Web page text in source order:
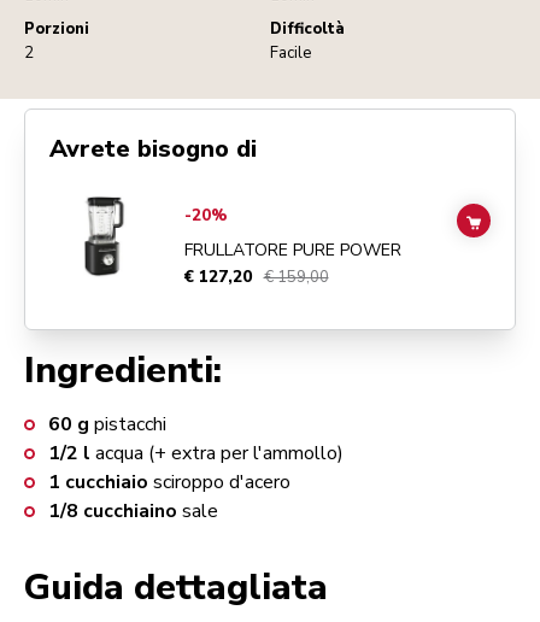
Porzioni
2
Difficoltà
Facile
Ingredienti:
60 g pistacchi
1/2 l acqua (+ extra per l'ammollo)
1 cucchiaio sciroppo d'acero
1/8 cucchiaino sale
Guida dettagliata
Avrete bisogno di
Go toFrullatore Pure Power
-20%
FRULLATORE PURE POWER
€ 127,20 € 159,00
ADD